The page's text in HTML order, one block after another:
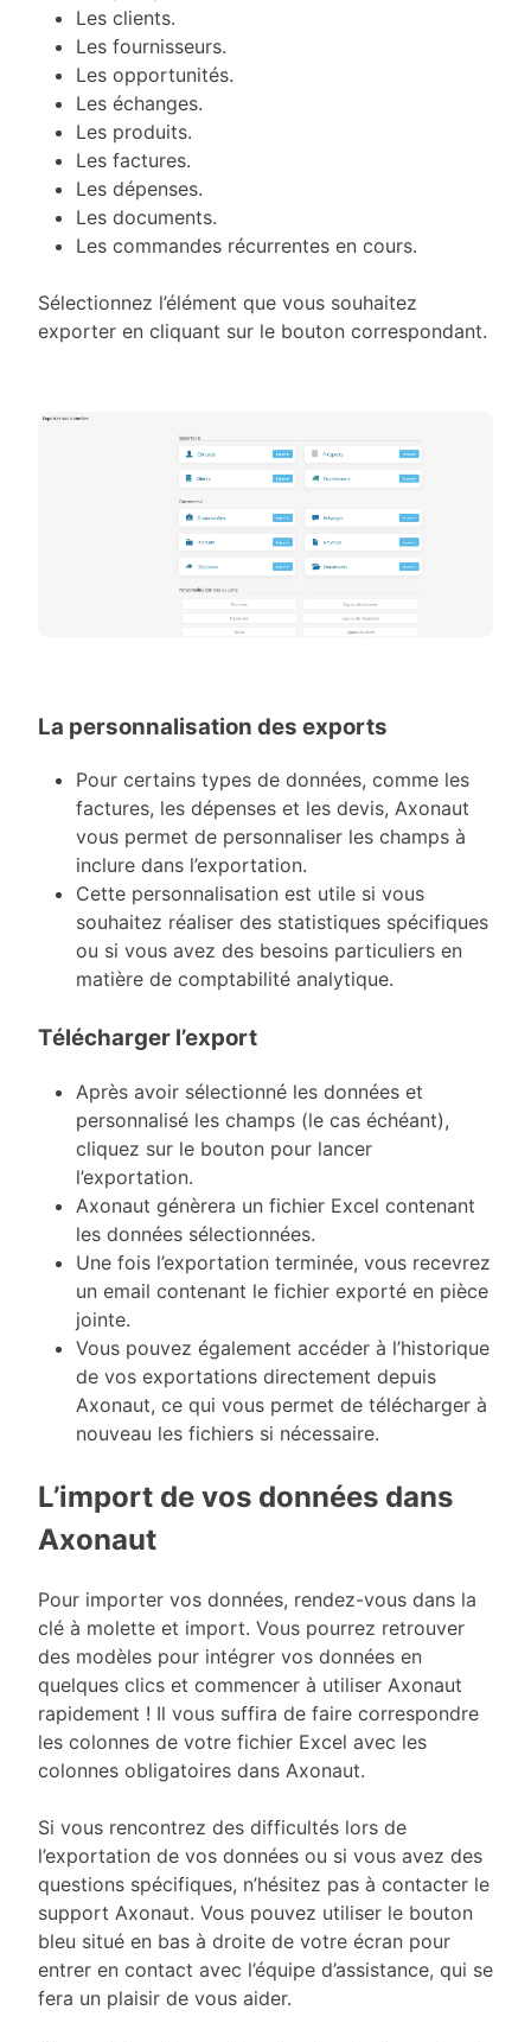
Les clients.
Les fournisseurs.
Les opportunités.
Les échanges.
Les produits.
Les factures.
Les dépenses.
Les documents.
Les commandes récurrentes en cours.
Sélectionnez l’élément que vous souhaitez
exporter en cliquant sur le bouton correspondant.
La personnalisation des exports
Pour certains types de données, comme les
factures, les dépenses et les devis, Axonaut
vous permet de personnaliser les champs à
inclure dans l’exportation.
Cette personnalisation est utile si vous
souhaitez réaliser des statistiques spécifiques
ou si vous avez des besoins particuliers en
matière de comptabilité analytique.
Télécharger l’export
Après avoir sélectionné les données et
personnalisé les champs (le cas échéant),
cliquez sur le bouton pour lancer
l’exportation.
Axonaut génèrera un fichier Excel contenant
les données sélectionnées.
Une fois l’exportation terminée, vous recevrez
un email contenant le fichier exporté en pièce
jointe.
Vous pouvez également accéder à l’historique
de vos exportations directement depuis
Axonaut, ce qui vous permet de télécharger à
nouveau les fichiers si nécessaire.
L’import de vos données dans
Axonaut
Pour importer vos données, rendez-vous dans la
clé à molette et import. Vous pourrez retrouver
des modèles pour intégrer vos données en
quelques clics et commencer à utiliser Axonaut
rapidement ! Il vous suffira de faire correspondre
les colonnes de votre fichier Excel avec les
colonnes obligatoires dans Axonaut.
Si vous rencontrez des difficultés lors de
l’exportation de vos données ou si vous avez des
questions spécifiques, n’hésitez pas à contacter le
support Axonaut. Vous pouvez utiliser le bouton
bleu situé en bas à droite de votre écran pour
entrer en contact avec l’équipe d’assistance, qui se
fera un plaisir de vous aider.